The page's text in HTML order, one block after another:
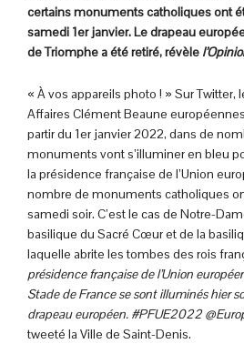
certains monuments catholiques ont
samedi 1er janvier. Le drapeau
de Triomphe a été retiré, révèle
« À vos appareils photo ! » Sur Twitter,
Affaires Clément Beaune
partir du 1er janvier 2022, dans de
monuments vont s’illuminer en bleu
la présidence française de l’Union
nombre de monuments catholiques
samedi soir. C’est le cas de Notre-
basilique du Sacré Cœur et de la
laquelle abrite les tombes des rois
présidence française de l’Union
Stade de France se sont illuminés hier
drapeau européen. #PFUE2022
tweeté la Ville de Saint-Denis.